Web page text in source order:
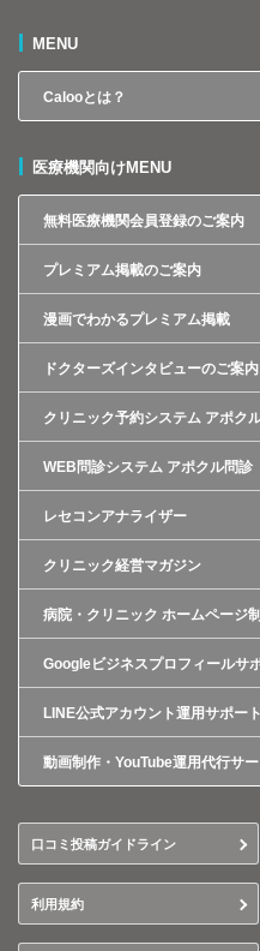
MENU
Calooとは？
医療機関向けMENU
無料医療機関会員登録のご案内
プレミアム掲載のご案内
漫画でわかるプレミアム掲載
ドクターズインタビューのご案内
クリニック予約システム アポク
WEB問診システム アポクル問診
レセコンアナライザー
クリニック経営マガジン
病院・クリニック ホームページ
Googleビジネスプロフィールサ
LINE公式アカウント運用サポート
動画制作・YouTube運用代行サ
口コミ投稿ガイドライン
利用規約